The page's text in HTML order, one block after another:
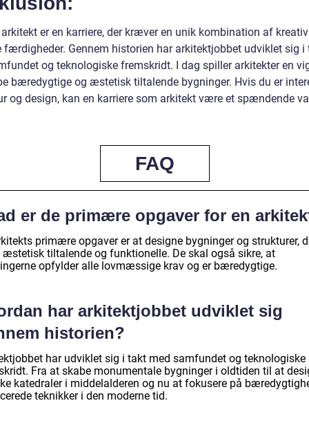
er en karriere, der kræver en unik kombination af
færdigheder. Gennem historien har arkitektjobbet udviklet sig i
og teknologiske fremskridt. I dag spiller arkitekter en
bæredygtige og æstetisk tiltalende bygninger. Hvis du er
og design, kan en karriere som arkitekt være et spændende
FAQ
er de primære opgaver for en
primære opgaver er at designe bygninger og strukturer,
æstetisk tiltalende og funktionelle. De skal også sikre, at
opfylder alle lovmæssige krav og er bæredygtige.
har arkitektjobbet udviklet sig
historien?
har udviklet sig i takt med samfundet og teknologiske
Fra at skabe monumentale bygninger i oldtiden til at
katedraler i middelalderen og nu at fokusere på
teknikker i den moderne tid.